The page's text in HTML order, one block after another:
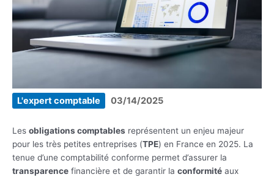
L'expert comptable 03/14/2025
Les obligations comptables représentent un enjeu majeur
pour les très petites entreprises (TPE) en France en 2025. La
tenue d’une comptabilité conforme permet d’assurer la
transparence financière et de garantir la conformité aux